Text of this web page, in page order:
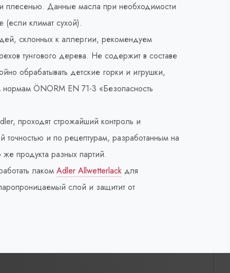
плесенью. Данные масла при необходимости
климат сухой).
склонных к аллергии, рекомендуем
тунгового дерева. Не содержит в составе
обрабатывать детские горки и игрушки,
ÖNORM EN 71-3 «Безопасность
проходят строжайший контроль и
точностью и по рецептурам, разработанным на
продукта разных партий.
лаком Adler Allwetterlack для
слой и защитит от